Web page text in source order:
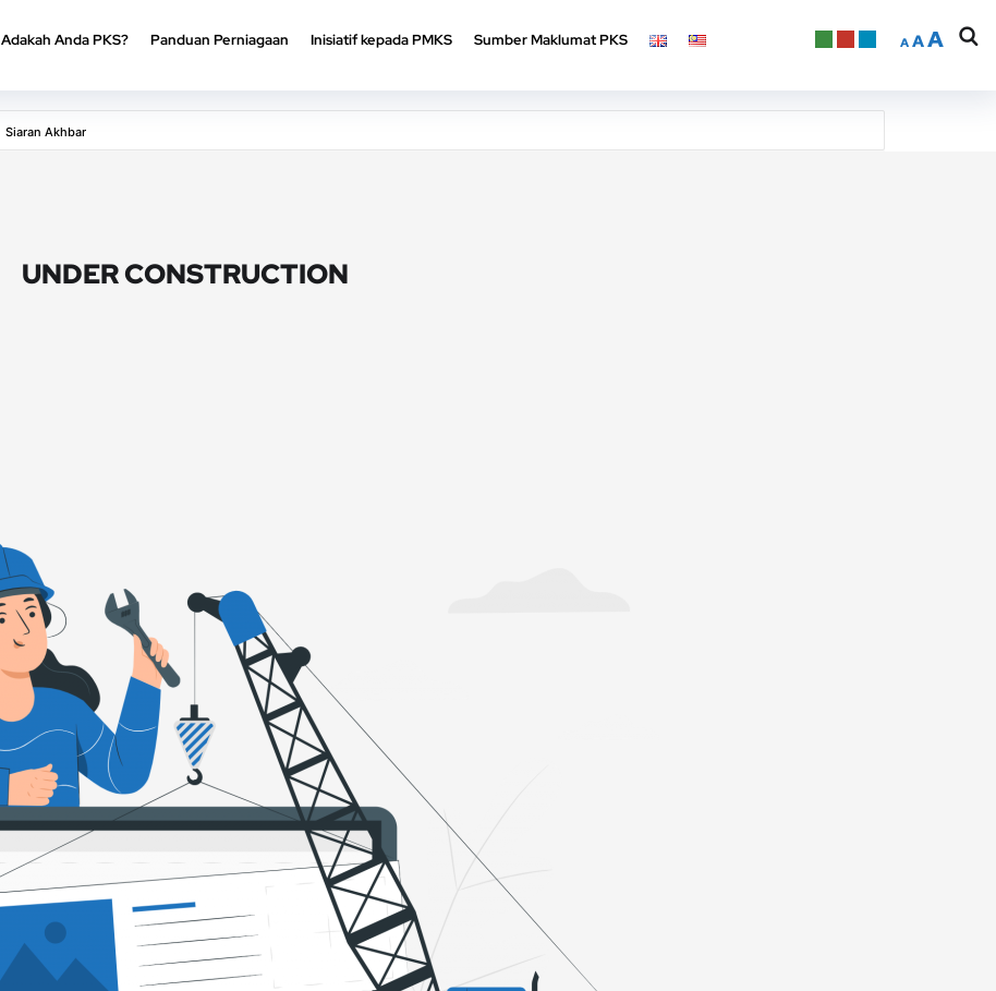
Adakah Anda PKS? Panduan Perniagaan Inisiatif kepada PMKS Sumber Maklumat PKS A AA
Siaran Akhbar
UNDER CONSTRUCTION